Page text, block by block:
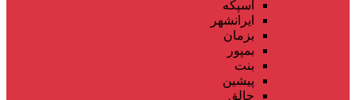
اسپکه
ایرانشهر
بزمان
بمپور
بنت
پیشین
جالق